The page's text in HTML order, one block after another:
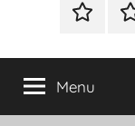
首
當
金
Menu